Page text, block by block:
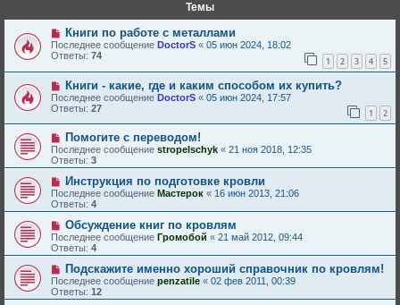
Темы
Книги по работе с металлами
Последнее сообщение DoctorS « 05 июн 2024, 18:02
Ответы: 74 1 2 3 4 5
Книги - какие, где и каким способом их купить?
Последнее сообщение DoctorS « 05 июн 2024, 17:57
Ответы: 27 1 2
Помогите с переводом!
Последнее сообщение stropelschyk « 21 ноя 2018, 12:35
Ответы: 3
Инструкция по подготовке кровли
Последнее сообщение Мастерок « 16 июн 2013, 21:06
Ответы: 4
Обсуждение книг по кровлям
Последнее сообщение Громобой « 21 май 2012, 09:44
Ответы: 4
Подскажите именно хороший справочник по кровлям!
Последнее сообщение penzatile « 02 фев 2011, 00:39
Ответы: 12